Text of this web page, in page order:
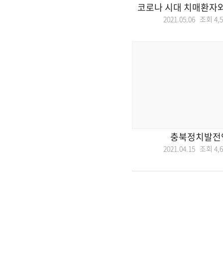
코로나 시대 치매환자
2021.05.06 조회
충북정치발
2021.04.15 조회